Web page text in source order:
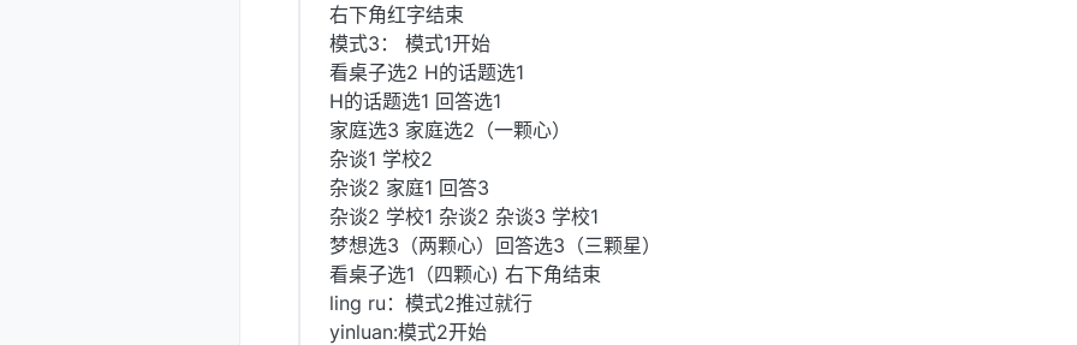
右下角红字结束
模式3： 模式1开始
看桌子选2 H的话题选1
H的话题选1 回答选1
家庭选3 家庭选2（一颗心）
杂谈1 学校2
杂谈2 家庭1 回答3
杂谈2 学校1 杂谈2 杂谈3 学校1
梦想选3（两颗心）回答选3（三颗星）
看桌子选1（四颗心) 右下角结束
ling ru：模式2推过就行
yinluan:模式2开始